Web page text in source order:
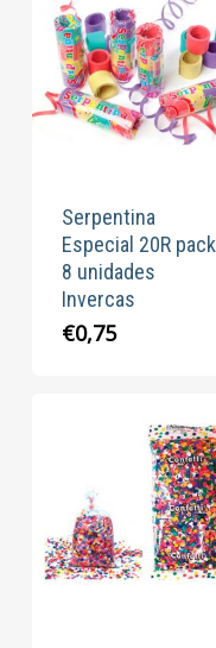
Serpentina
Especial 20R pack
8 unidades
Invercas
€0,75